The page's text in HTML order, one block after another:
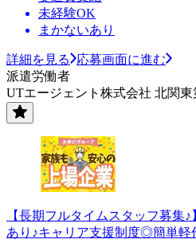
未経験OK
まかないあり
詳細を見る
応募画面に進む
派遣労働者
UTエージェント株式会社 北関
【長期フルタイムスタッフ募集
あり♪キャリア支援制度◎簡単軽